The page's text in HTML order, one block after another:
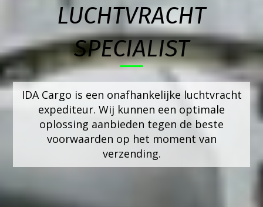
LUCHTVRACHT
SPECIALIST
IDA Cargo is een onafhankelijke luchtvracht
expediteur. Wij kunnen een optimale
oplossing aanbieden tegen de beste
voorwaarden op het moment van
verzending.